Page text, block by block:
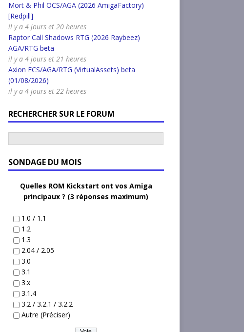
Mort & Phil OCS/AGA (2026 AmigaFactory)
[Redpill]
il y a 4 jours et 20 heures
Raptor Call Shadows RTG (2026 Raybeez)
AGA/RTG beta
il y a 4 jours et 21 heures
Axion ECS/AGA/RTG (VirtualAssets) beta
(01/08/2026)
il y a 4 jours et 22 heures
RECHERCHER SUR LE FORUM
SONDAGE DU MOIS
Quelles ROM Kickstart ont vos Amiga
principaux ? (3 réponses maximum)
1.0 / 1.1
1.2
1.3
2.04 / 2.05
3.0
3.1
3.x
3.1.4
3.2 / 3.2.1 / 3.2.2
Autre (Préciser)